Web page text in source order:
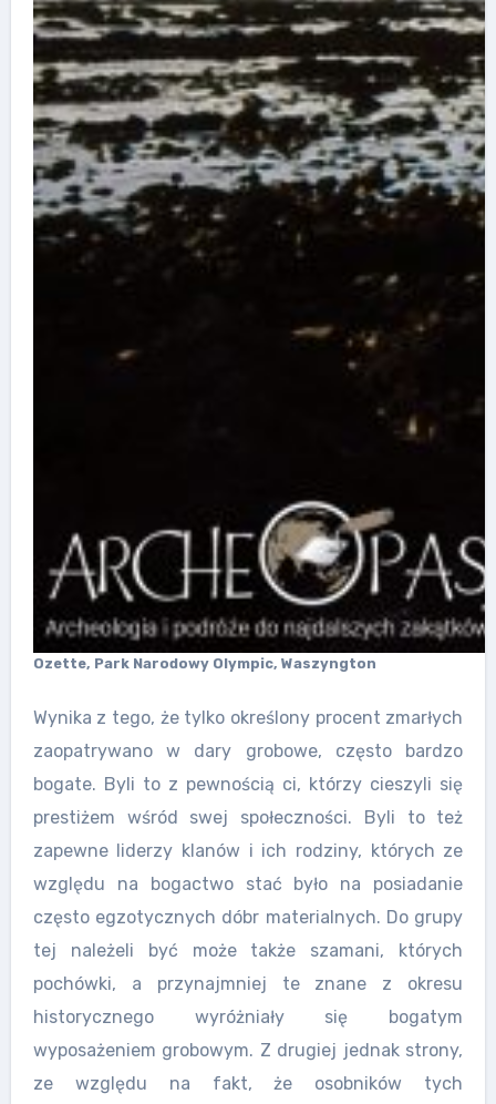
Ozette, Park Narodowy Olympic, Waszyngton
Wynika z tego, że tylko określony procent zmarłych
zaopatrywano w dary grobowe, często bardzo
bogate. Byli to z pewnością ci, którzy cieszyli się
prestiżem wśród swej społeczności. Byli to też
zapewne liderzy klanów i ich rodziny, których ze
względu na bogactwo stać było na posiadanie
często egzotycznych dóbr materialnych. Do grupy
tej należeli być może także szamani, których
pochówki, a przynajmniej te znane z okresu
historycznego wyróżniały się bogatym
wyposażeniem grobowym. Z drugiej jednak strony,
ze względu na fakt, że osobników tych